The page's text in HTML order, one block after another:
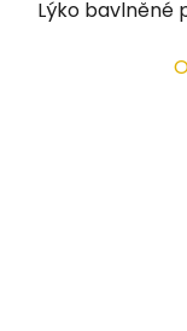
Lýko bavlněné